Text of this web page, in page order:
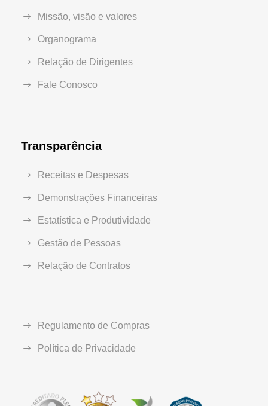
Missão, visão e valores
Organograma
Relação de Dirigentes
Fale Conosco
Transparência
Receitas e Despesas
Demonstrações Financeiras
Estatística e Produtividade
Gestão de Pessoas
Relação de Contratos
Regulamento de Compras
Política de Privacidade